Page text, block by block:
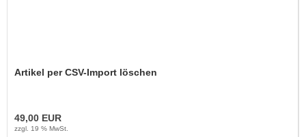
Artikel per CSV-Import löschen
49,00 EUR
zzgl. 19 % MwSt.